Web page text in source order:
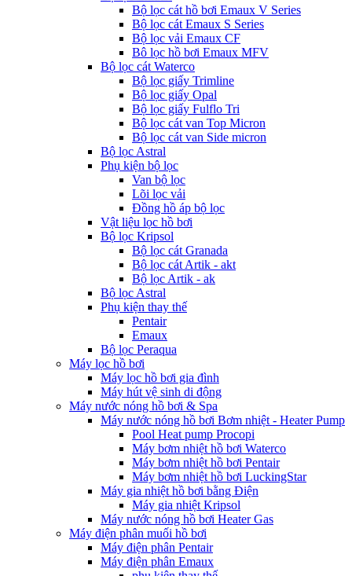
Bộ lọc cát hồ bơi Emaux V Series
Bộ lọc cát Emaux S Series
Bộ lọc vải Emaux CF
Bô lọc hồ bơi Emaux MFV
Bộ lọc cát Waterco
Bộ lọc giấy Trimline
Bộ lọc giấy Opal
Bộ lọc giấy Fulflo Tri
Bộ lọc cát van Top Micron
Bộ lọc cát van Side micron
Bộ lọc Astral
Phụ kiện bộ lọc
Van bộ lọc
Lõi lọc vải
Đồng hồ áp bộ lọc
Vật liệu lọc hồ bơi
Bộ lọc Kripsol
Bộ lọc cát Granada
Bộ lọc cát Artik - akt
Bộ lọc Artik - ak
Bộ lọc Astral
Phụ kiện thay thế
Pentair
Emaux
Bộ lọc Peraqua
Máy lọc hồ bơi
Máy lọc hồ bơi gia đình
Máy hút vệ sinh di động
Máy nước nóng hồ bơi & Spa
Máy nước nóng hồ bơi Bơm nhiệt - Heater Pump
Pool Heat pump Procopi
Máy bơm nhiệt hồ bơi Waterco
Máy bơm nhiệt hồ bơi Pentair
Máy bơm nhiệt hồ bơi LuckingStar
Máy gia nhiệt hồ bơi bằng Điện
Máy gia nhiệt Kripsol
Máy nước nóng hồ bơi Heater Gas
Máy điện phân muối hồ bơi
Máy điện phân Pentair
Máy điện phân Emaux